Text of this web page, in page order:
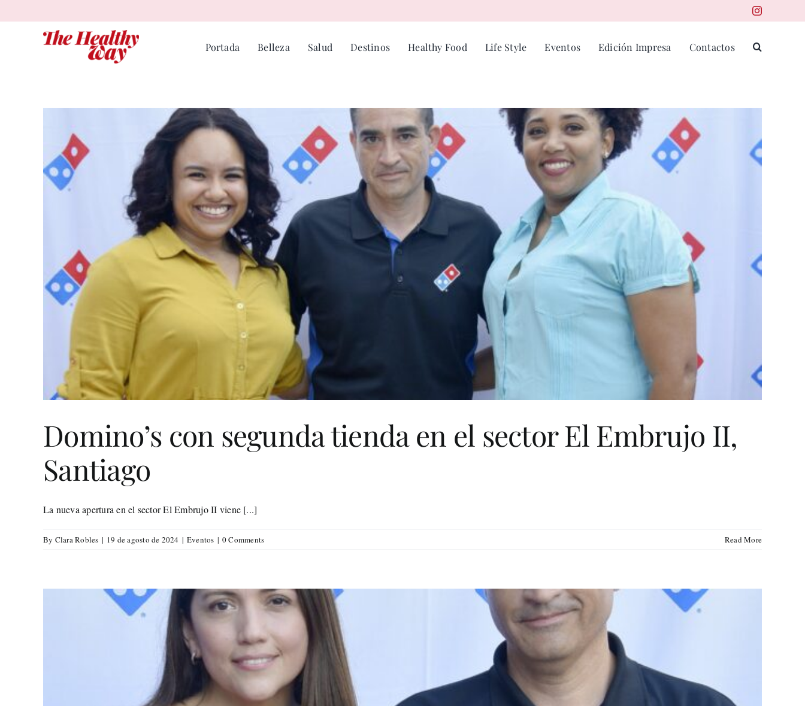
to
Portada Belleza Salud Destinos Healthy Food Life Style Eventos Edición Impresa Contactos
Domino’s con segunda tienda en el sector El Embrujo II,
Santiago
La nueva apertura en el sector El Embrujo II viene [...]
By Clara Robles | 19 de agosto de 2024 | Eventos | 0 Comments Read More